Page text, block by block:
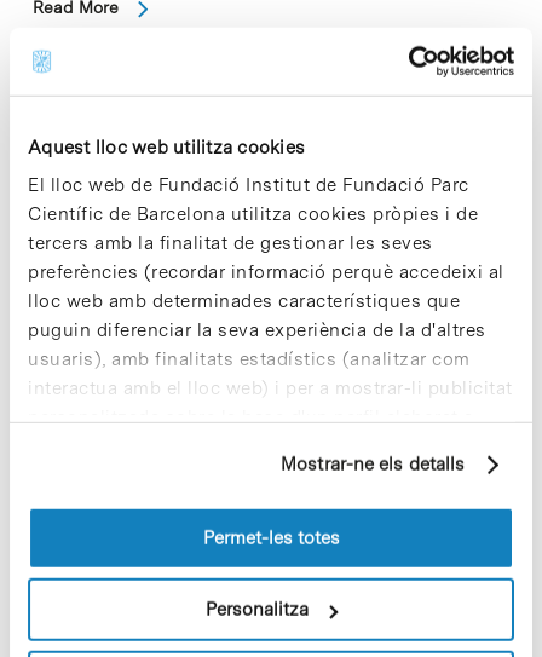
Aquest lloc web utilitza cookies
El lloc web de Fundació Institut de Fundació Parc
Científic de Barcelona utilitza cookies pròpies i de
tercers amb la finalitat de gestionar les seves
preferències (recordar informació perquè accedeixi al
lloc web amb determinades característiques que
puguin diferenciar la seva experiència de la d'altres
usuaris), amb finalitats estadístics (analitzar com
interactua amb el lloc web) i per a mostrar-li publicitat
personalitzada sobre la base d'un perfil elaborat a
pàgines visitades). Per a obtenir més informació sobre
les cookies pot consultar laPolítica de cookiesdel
Mostrar-ne els detalls
Permet-les totes
Personalitza
Read More
InEMPRESES
SpliceBio rep el premi a la ‘Ronda
Sèrie A de l’any’ als European
Lifestars Awards